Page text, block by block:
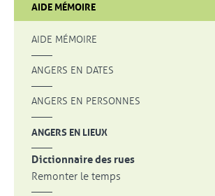
AIDE MÉMOIRE
AIDE MÉMOIRE
ANGERS EN DATES
ANGERS EN PERSONNES
ANGERS EN LIEUX
Dictionnaire des rues
Remonter le temps